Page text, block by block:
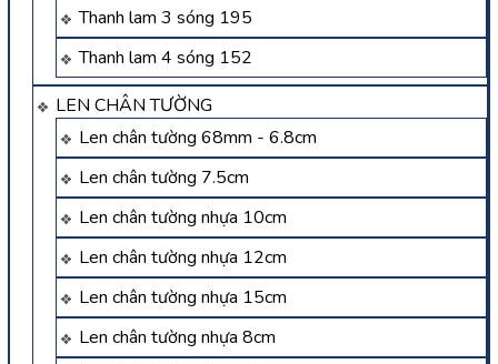
Thanh lam 3 sóng 195
Thanh lam 4 sóng 152
LEN CHÂN TƯỜNG
Len chân tường 68mm - 6.8cm
Len chân tường 7.5cm
Len chân tường nhựa 10cm
Len chân tường nhựa 12cm
Len chân tường nhựa 15cm
Len chân tường nhựa 8cm